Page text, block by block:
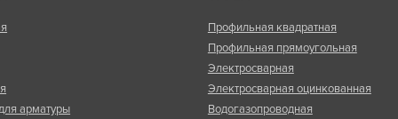
арматуры
Профильная квадратная
Профильная прямоугольная
Электросварная
Электросварная оцинкованная
Водогазопроводная